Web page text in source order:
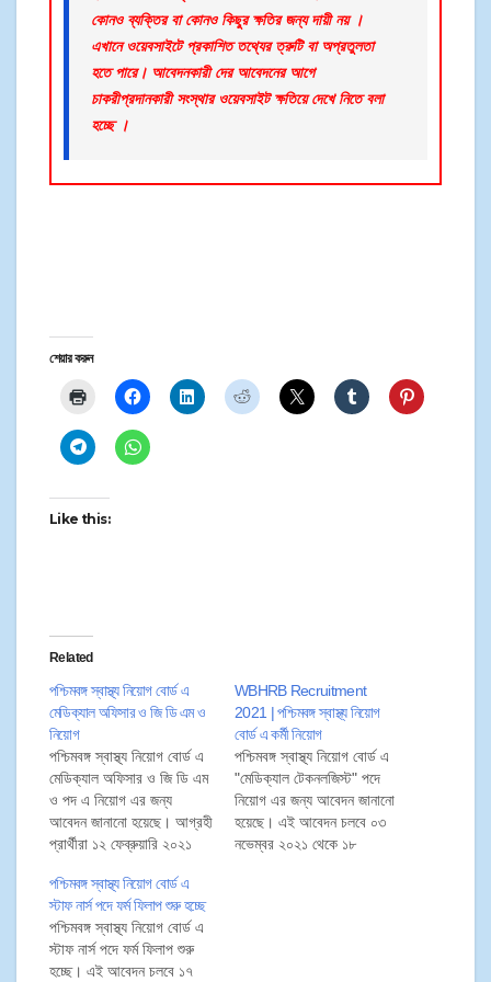
কোনও ব্যক্তির বা কোনও কিছুর ক্ষতির জন্য দায়ী নয় ।
এখানে ওয়েবসাইটে প্রকাশিত তথ্যের ত্রুটি বা অপ্রতুলতা
হতে পারে। আবেদনকারী দের আবেদনের আগে
চাকরীপ্রদানকারী সংস্থার ওয়েবসাইট ক্ষতিয়ে দেখে নিতে বলা
হচ্ছে ।
শেয়ার করুন
Like this:
Related
পশ্চিমবঙ্গ স্বাস্থ্য নিয়োগ বোর্ড এ
মেডিক্যাল অফিসার ও জি ডি এম ও
নিয়োগ
পশ্চিমবঙ্গ স্বাস্থ্য নিয়োগ বোর্ড এ
মেডিক্যাল অফিসার ও জি ডি এম
ও পদ এ নিয়োগ এর জন্য
আবেদন জানানো হয়েছে। আগ্রহী
প্রার্থীরা ১২ ফেব্রুয়ারি ২০২১
মধ্যে অনলাইনে নিম্নলিখিত
প্রক্রিয়ার মাধ্যমে আবেদনপত্র
জমা করতে পারেন।
WBHRB Recruitment
2021 | পশ্চিমবঙ্গ স্বাস্থ্য নিয়োগ
বোর্ড এ কর্মী নিয়োগ
পশ্চিমবঙ্গ স্বাস্থ্য নিয়োগ বোর্ড এ
"মেডিক্যাল টেকনলজিস্ট" পদে
নিয়োগ এর জন্য আবেদন জানানো
হয়েছে। এই আবেদন চলবে ০৩
নভেম্বর ২০২১ থেকে ১৮
পশ্চিমবঙ্গ স্বাস্থ্য নিয়োগ বোর্ড এ
স্টাফ নার্স পদে ফর্ম ফিলাপ শুরু হচ্ছে
পশ্চিমবঙ্গ স্বাস্থ্য নিয়োগ বোর্ড এ
স্টাফ নার্স পদে ফর্ম ফিলাপ শুরু
হচ্ছে। এই আবেদন চলবে ১৭